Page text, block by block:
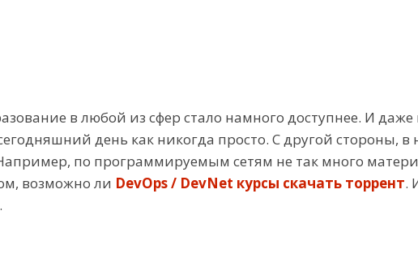
в любой из сфер стало намного доступнее. И
день как никогда просто. С другой стороны,
по программируемым сетям не так много
возможно ли DevOps / DevNet курсы скачать торрент.